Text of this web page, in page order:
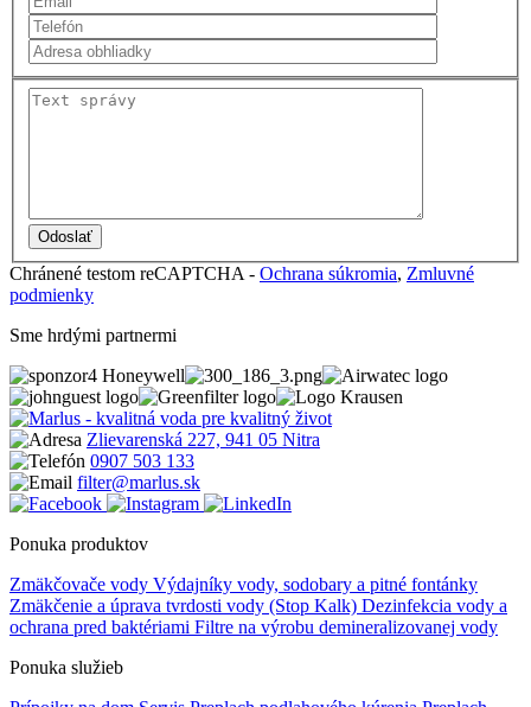
Chránené testom reCAPTCHA - Ochrana súkromia, Zmluvné
podmienky
Sme hrdými partnermi
Zlievarenská 227, 941 05 Nitra
0907 503 133
filter@marlus.sk
Ponuka produktov
Zmäkčovače vody Výdajníky vody, sodobary a pitné fontánky
Zmäkčenie a úprava tvrdosti vody (Stop Kalk) Dezinfekcia vody a
ochrana pred baktériami Filtre na výrobu demineralizovanej vody
Ponuka služieb